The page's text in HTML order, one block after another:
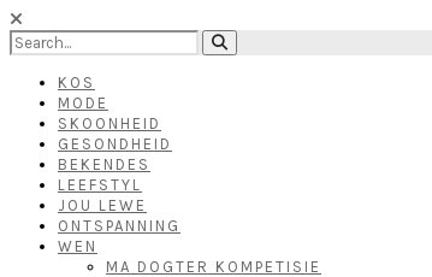
KOS
MODE
SKOONHEID
GESONDHEID
BEKENDES
LEEFSTYL
JOU LEWE
ONTSPANNING
WEN
MA DOGTER KOMPETISIE